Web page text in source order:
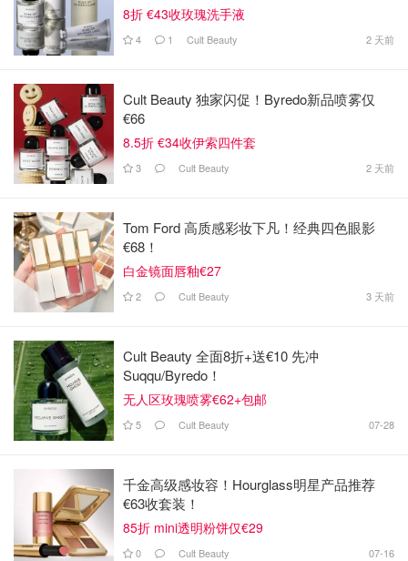
8折 €43收玫瑰洗手液
4 1 Cult Beauty 2 天前
Cult Beauty 独家闪促！Byredo新品喷雾仅
€66
8.5折 €34收伊索四件套
3 Cult Beauty 2 天前
Tom Ford 高质感彩妆下凡！经典四色眼影
€68！
白金镜面唇釉€27
2 Cult Beauty 3 天前
Cult Beauty 全面8折+送€10 先冲
Suqqu/Byredo！
无人区玫瑰喷雾€62+包邮
5 Cult Beauty 07-28
千金高级感妆容！Hourglass明星产品推荐
€63收套装！
85折 mini透明粉饼仅€29
0 Cult Beauty 07-16